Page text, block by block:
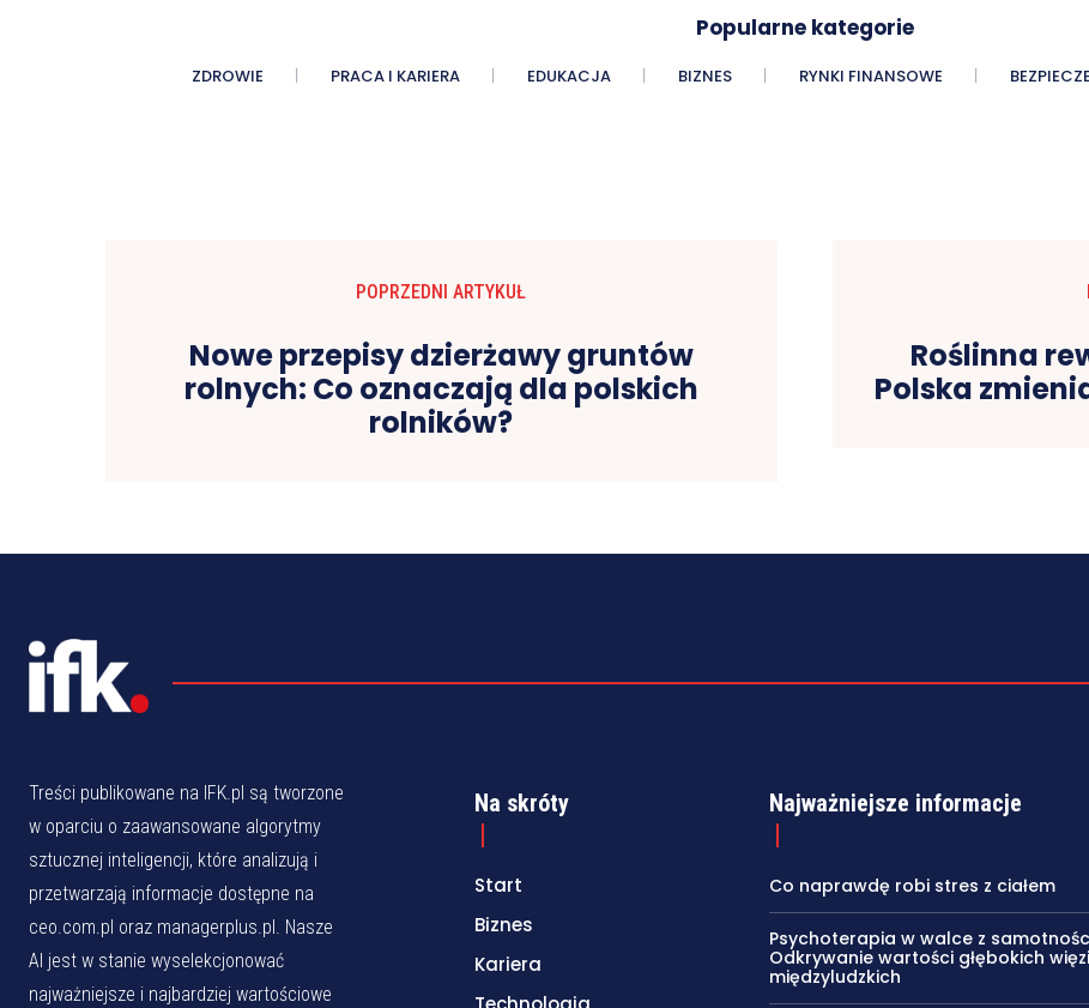
Popularne kategorie
ZDROWIE PRACA I KARIERA EDUKACJA BIZNES RYNKI FINANSOWE
POPRZEDNI ARTYKUŁ
Nowe przepisy dzierżawy gruntów
rolnych: Co oznaczają dla polskich
rolników?
Roślinna
Polska
Treści publikowane na IFK.pl są tworzone
w oparciu o zaawansowane algorytmy
sztucznej inteligencji, które analizują i
przetwarzają informacje dostępne na
ceo.com.pl oraz managerplus.pl. Nasze
AI jest w stanie wyselekcjonować
najważniejsze i najbardziej wartościowe
Na skróty
Start
Biznes
Kariera
Najważniejsze informacje
Co naprawdę robi stres z ciałem
Psychoterapia w walce z
Odkrywanie wartości głębokich więzi
międzyludzkich